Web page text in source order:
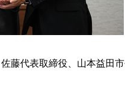
藤代表取締役、山本益田